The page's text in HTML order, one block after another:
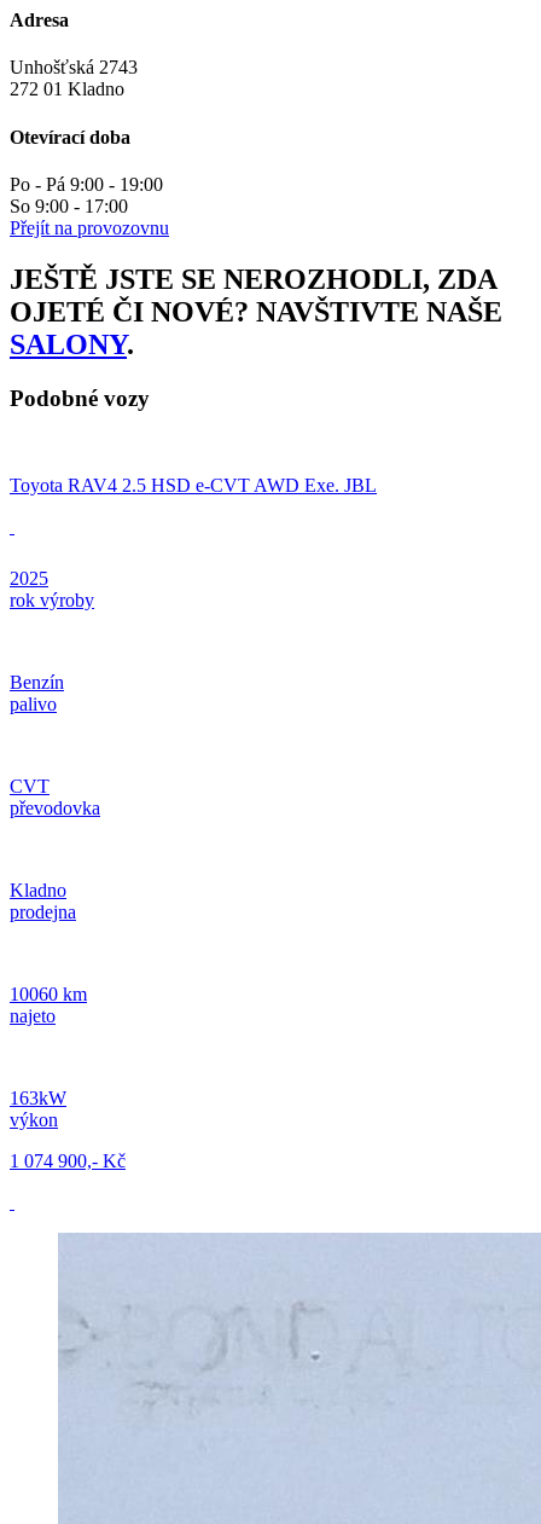
Adresa
Unhošťská 2743
272 01 Kladno
Otevírací doba
Po - Pá 9:00 - 19:00
So 9:00 - 17:00
Přejít na provozovnu
JEŠTĚ JSTE SE NEROZHODLI, ZDA
OJETÉ ČI NOVÉ? NAVŠTIVTE NAŠE
SALONY.
Podobné vozy
Toyota RAV4 2.5 HSD e-CVT AWD Exe. JBL
2025
rok výroby
Benzín
palivo
CVT
převodovka
Kladno
prodejna
10060 km
najeto
163kW
výkon
1 074 900,- Kč